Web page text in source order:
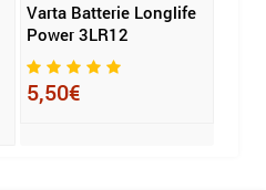
Varta Batterie Longlife
Power 3LR12
5,50€